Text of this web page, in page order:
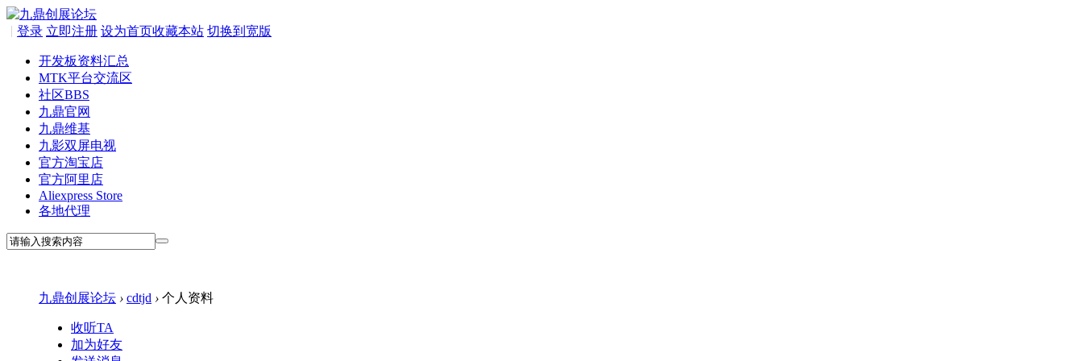
登录
| 立即注册 设为首页收藏本站 切换到宽版
开发板资料汇总
MTK平台交流区
社区BBS
九鼎官网
九鼎维基
九影双屏电视
官方淘宝店
官方阿里店
Aliexpress Store
各地代理
九鼎创展论坛 › cdtjd › 个人资料
收听TA
加为好友